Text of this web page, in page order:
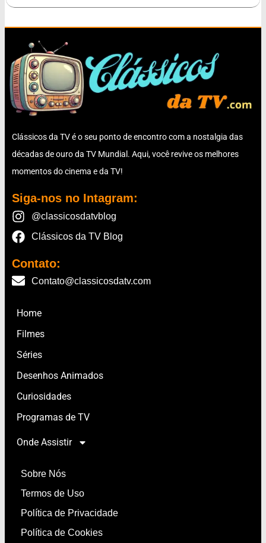
Clássicos da TV é o seu ponto de encontro com a nostalgia das
décadas de ouro da TV Mundial. Aqui, você revive os melhores
momentos do cinema e da TV!
Siga-nos no Intagram:
@classicosdatvblog
Clássicos da TV Blog
Contato:
Contato@classicosdatv.com
Home
Filmes
Séries
Desenhos Animados
Curiosidades
Programas de TV
Onde Assistir
Sobre Nós
Termos de Uso
Política de Privacidade
Política de Cookies